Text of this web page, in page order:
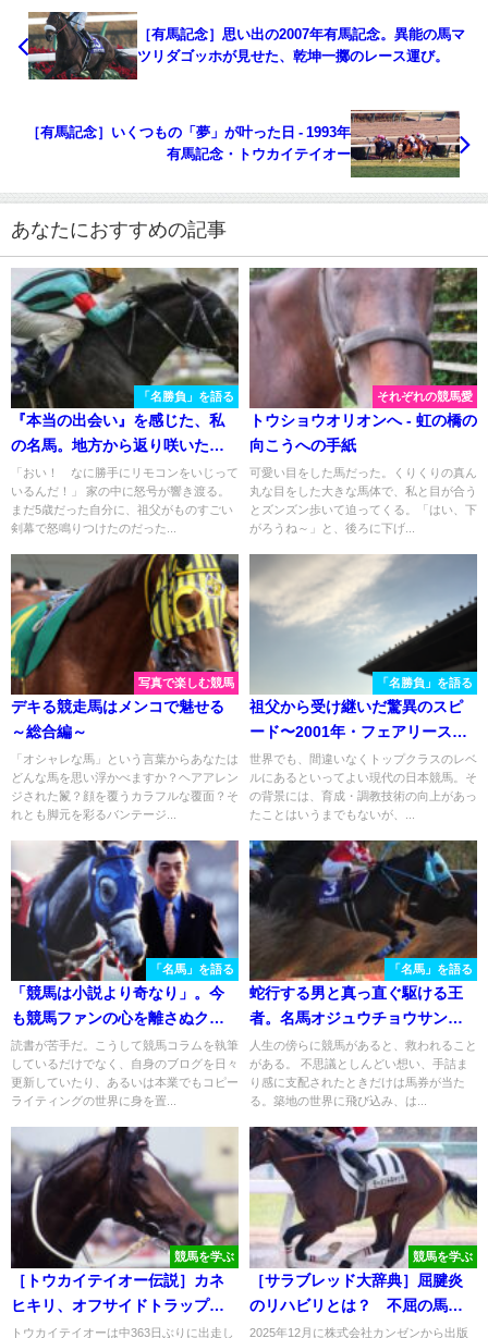
［有馬記念］思い出の2007年有馬記念。異能の馬マ
ツリダゴッホが見せた、乾坤一擲のレース運び。
［有馬記念］いくつもの「夢」が叶った日 - 1993年
有馬記念・トウカイテイオー
あなたにおすすめの記事
「名勝負」を語る
『本当の出会い』を感じた、私
の名馬。地方から返り咲いたフ
ァストフォースがG1馬となっ
た、忘れられない高松宮記念
「おい！ なに勝手にリモコンをいじって
いるんだ！」 家の中に怒号が響き渡る。
まだ5歳だった自分に、祖父がものすごい
剣幕で怒鳴りつけたのだった...
それぞれの競馬愛
トウショウオリオンへ - 虹の橋の
向こうへの手紙
可愛い目をした馬だった。くりくりの真ん
丸な目をした大きな馬体で、私と目が合う
とズンズン歩いて迫ってくる。「はい、下
がろうね～」と、後ろに下げ...
写真で楽しむ競馬
デキる競走馬はメンコで魅せる
～総合編～
「オシャレな馬」という言葉からあなたは
どんな馬を思い浮かべますか？ヘアアレン
ジされた鬣？顔を覆うカラフルな覆面？そ
れとも脚元を彩るバンテージ...
「名勝負」を語る
祖父から受け継いだ驚異のスピ
ード〜2001年・フェアリーステ
ークス〜
世界でも、間違いなくトップクラスのレベ
ルにあるといってよい現代の日本競馬。そ
の背景には、育成・調教技術の向上があっ
たことはいうまでもないが、...
「名馬」を語る
「競馬は小説より奇なり」。今
も競馬ファンの心を離さぬクロ
フネ物語。
読書が苦手だ。こうして競馬コラムを執筆
しているだけでなく、自身のブログを日々
更新していたり、あるいは本業でもコピー
ライティングの世界に身を置...
「名馬」を語る
蛇行する男と真っ直ぐ駆ける王
者。名馬オジュウチョウサンを
振り返る
人生の傍らに競馬があると、救われること
がある。 不思議としんどい想い、手詰ま
り感に支配されたときだけは馬券が当た
る。築地の世界に飛び込み、は...
競馬を学ぶ
［トウカイテイオー伝説］カネ
ヒキリ、オフサイドトラップ、
そしてテイオー。怪我から見事
トウカイテイオーは中363日ぶりに出走し
競馬を学ぶ
［サラブレッド大辞典］屈腱炎
のリハビリとは？ 不屈の馬モ
ーメントキャッチのあゆみとと
2025年12月に株式会社カンゼンから出版